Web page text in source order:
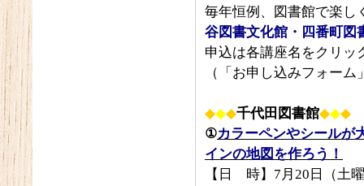
毎年恒例、図書館で楽し
谷図書文化館・四番町図
申込は各講座名をクリッ
（「お申し込みフォー
◆◆◆千代田図書館◆◆◆
①カラーペンやシールが
インの地図を作ろう！
【日 時】7月20日（土